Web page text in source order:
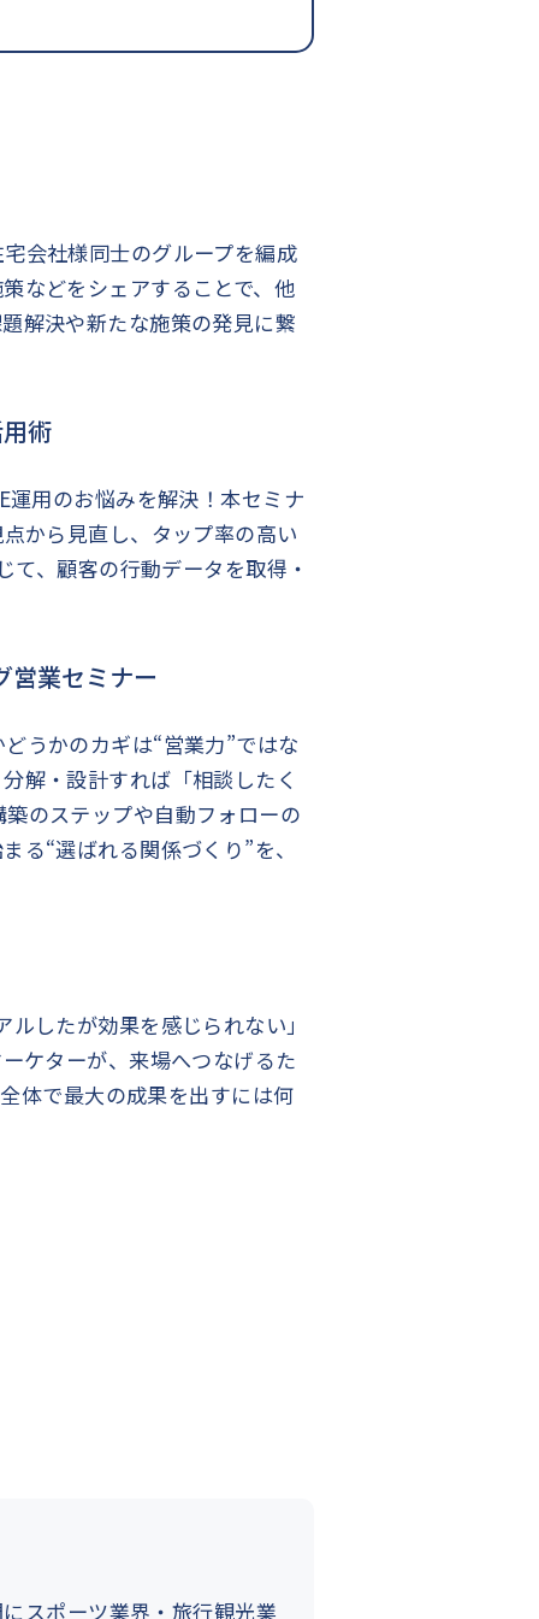
会社様同士のグループを編成
などをシェアすることで、他
解決や新たな施策の発見に繋
術
用のお悩みを解決！本セミナ
から見直し、タップ率の高い
、顧客の行動データを取得・
営業セミナー
うかのカギは“営業力”ではな
解・設計すれば「相談したく
のステップや自動フォローの
る“選ばれる関係づくり”を、
したが効果を感じられない」
ケターが、来場へつなげるた
体で最大の成果を出すには何
スポーツ業界・旅行観光業